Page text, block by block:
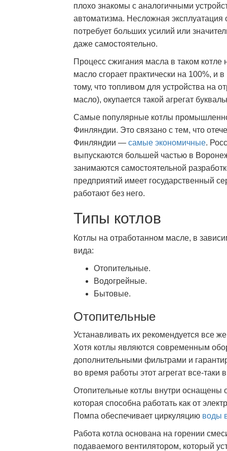
плохо знакомы с аналогичными
автоматизма. Несложная эксплуатация
потребует больших усилий или
даже самостоятельно.
Процесс сжигания масла в таком
масло сгорает практически на 100%, и
тому, что топливом для устройства на
масло), окупается такой агрегат
Самые популярные котлы
Финляндии. Это связано с тем, что
Финляндии — самые экономичные.
выпускаются большей частью в
занимаются самостоятельной
предприятий имеет государственный
работают без него.
Типы котлов
Котлы на отработанном масле, в
вида:
Отопительные.
Водогрейные.
Бытовые.
Отопительные
Устанавливать их рекомендуется все
Хотя котлы являются современным
дополнительными фильтрами и
во время работы этот агрегат все-
Отопительные котлы внутри оснащены
которая способна работать как от
Помпа обеспечивает циркуляцию воды
Работа котла основана на горении
подаваемого вентилятором, который